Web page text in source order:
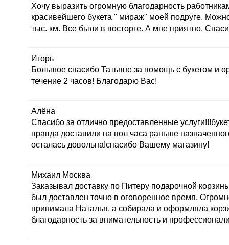
Хочу выразить огромную благодарность
красивейшего букета " мираж" моей подруге.
тыс. км. Все были в восторге. А мне приятно.
Игорь
Большое спасибо Татьяне за помощь с букетом и
течение 2 часов! Благодарю Вас!
Алёна
Спасибо за отлично предоставленные
правда доставили на пол часа раньше
осталась довольна!спасибо Вашему магазину!
Михаил Москва
Заказывал доставку по Питеру подарочной
был доставлен точно в оговоренное время.
принимала Наталья, а собирала и оформляла
благодарность за внимательность и